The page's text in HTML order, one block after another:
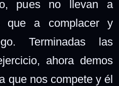
pues no llevan a
que a complacer y
Terminadas las
ahora demos
que nos compete y él